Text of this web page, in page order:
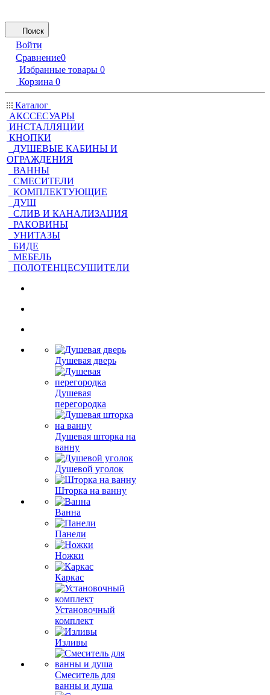
Поиск
Войти
Сравнение0
Избранные товары 0
Корзина 0
Каталог
АКССЕСУАРЫ
ИНСТАЛЛЯЦИИ
КНОПКИ
ДУШЕВЫЕ КАБИНЫ И
ОГРАЖДЕНИЯ
ВАННЫ
СМЕСИТЕЛИ
КОМПЛЕКТУЮЩИЕ
ДУШ
СЛИВ И КАНАЛИЗАЦИЯ
РАКОВИНЫ
УНИТАЗЫ
БИДЕ
МЕБЕЛЬ
ПОЛОТЕНЦЕСУШИТЕЛИ
Душевая дверь
Душевая
перегородка
Душевая шторка на
ванну
Душевой уголок
Шторка на ванну
Ванна
Панели
Ножки
Каркас
Установочный
комплект
Изливы
Смеситель для
ванны и душа